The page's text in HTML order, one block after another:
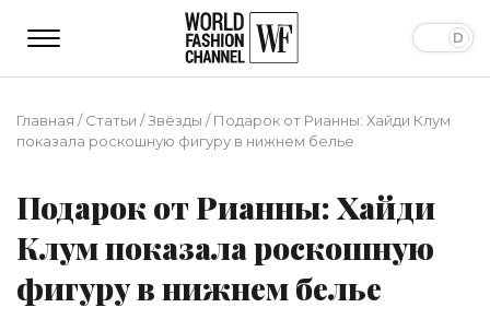
Главная /Статьи /Звёзды /Подарок от Рианны: Хайди Клум
показала роскошную фигуру в нижнем белье
Подарок от Рианны: Хайди
Клум показала роскошную
фигуру в нижнем белье